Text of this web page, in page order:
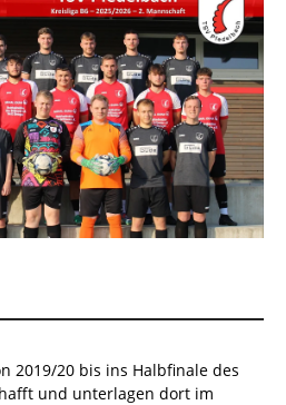
2019/20 bis ins Halbfinale des
und unterlagen dort im